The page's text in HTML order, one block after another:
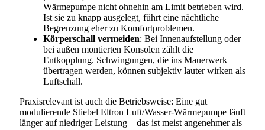
Wärmepumpe nicht ohnehin am Limit betrieben wird.
Ist sie zu knapp ausgelegt, führt eine nächtliche
Begrenzung eher zu Komfortproblemen.
Körperschall vermeiden: Bei Innenaufstellung oder
bei außen montierten Konsolen zählt die
Entkopplung. Schwingungen, die ins Mauerwerk
übertragen werden, können subjektiv lauter wirken als
Luftschall.
Praxisrelevant ist auch die Betriebsweise: Eine gut
modulierende Stiebel Eltron Luft/Wasser-Wärmepumpe läuft
länger auf niedriger Leistung – das ist meist angenehmer als